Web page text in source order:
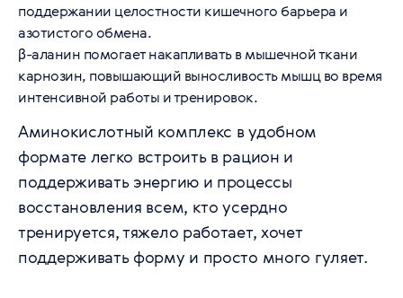
поддержании целостности кишечного барьера и
азотистого обмена.
β-аланин помогает накапливать в мышечной ткани
карнозин, повышающий выносливость мышц во время
интенсивной работы и тренировок.
Аминокислотный комплекс в удобном
формате легко встроить в рацион и
поддерживать энергию и процессы
восстановления всем, кто усердно
тренируется, тяжело работает, хочет
поддерживать форму и просто много гуляет.